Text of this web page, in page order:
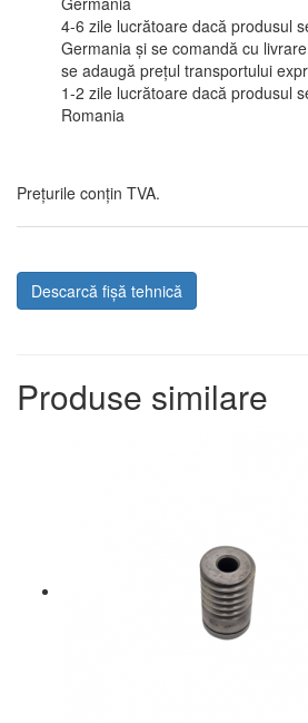
4-6 zile lucrătoare dacă produsul
Germania și se comandă cu
se adaugă prețul transportului
1-2 zile lucrătoare dacă produsul
Romania
Prețurile conțin TVA.
Descarcă fișă tehnică
Produse similare